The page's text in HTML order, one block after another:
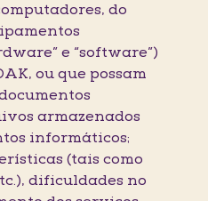
do
e “software”)
ou que possam
armazenados
informáticos;
(tais como
dificuldades no